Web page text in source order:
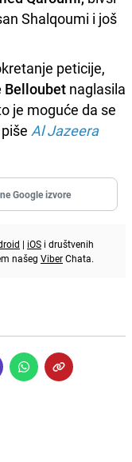
Shalqoumi i još
peticije,
Belloubet naglasila
je moguće da se
Al Jazeera
Google izvore
| iOS i društvenih
našeg ViberChata.